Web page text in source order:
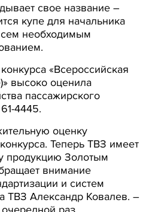
свое название –
купе для начальника
необходимым
«Всероссийская
высоко оценила
пассажирского
4445.
оценку
Теперь ТВЗ имеет
продукцию Золотым
внимание
и систем
ТВЗ Александр Ковалев. –